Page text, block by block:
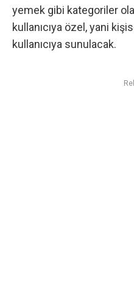
yemek gibi kategoriler
kullanıcıya özel, yani
kullanıcıya sunulacak.